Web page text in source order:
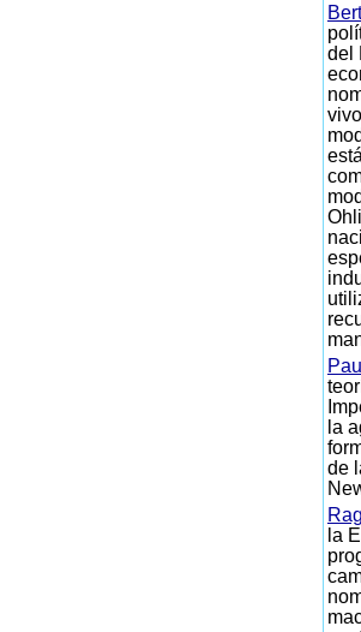
del
la
de
la